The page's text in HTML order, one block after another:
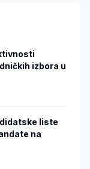
izbora u
liste
na